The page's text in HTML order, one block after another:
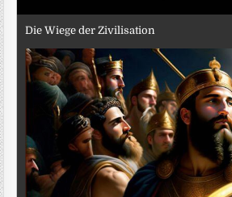
Die Wiege der Zivilisation